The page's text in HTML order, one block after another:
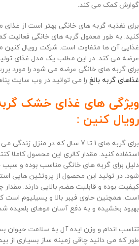
گوارش کمک می کند.
برای تغذیه گربه های خانگی بهتر است از غذای
کنید. به طور معمول گربه های خانگی فعالیت
غذایی آن ها متفاوت است. شرکت رویال کنین
عرضه می کند. در این مطلب یک مدل غذای
برای گربه های خانگی عرضه می شود را مورد
غذاهای گربه بالغ را می توانید در وب سایت
ویژگی های غذای خشک گربه
رویال کنین :
برای گربه های 1 تا 7 سال که در
استفاده کنید. مقدار کالری این محصول کاملا
دلیل برای گربه های خانگی مناسب بوده و
شود. در تولید این محصول از پروتئین هایی
کیفیت بوده و قابلیت هضم بالایی دارند. مقدار
است. همچنین حاوی فیبر بالا و پسیلیوم است
بهبود بخشیده و به دفع آسان موهای بلعیده
تناسب اندام و وزن ایده آل به سلامت حیوان
طور که می دانید چاقی زمینه ساز بسیاری از